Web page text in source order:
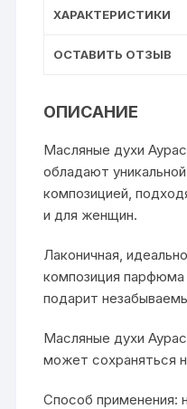
ХАРАКТЕРИСТИКИ
ОСТАВИТЬ ОТЗЫВ
ОПИСАНИЕ
Масляные духи
обладают
композицией,
и для женщин.
Лаконичная,
композиция
подарит
Масляные духи
может сохраняться
Способ применения: